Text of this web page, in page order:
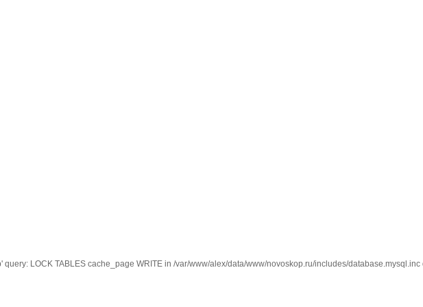
LOCK TABLES cache_page WRITE in /var/www/alex/data/www/novoskop.ru/includes/